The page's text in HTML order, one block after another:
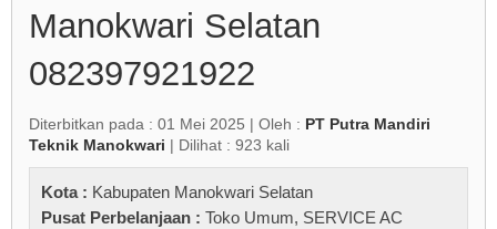
Manokwari Selatan
082397921922
Diterbitkan pada : 01 Mei 2025 | Oleh : PT Putra Mandiri
Teknik Manokwari | Dilihat : 923 kali
Kota : Kabupaten Manokwari Selatan
Pusat Perbelanjaan : Toko Umum, SERVICE AC